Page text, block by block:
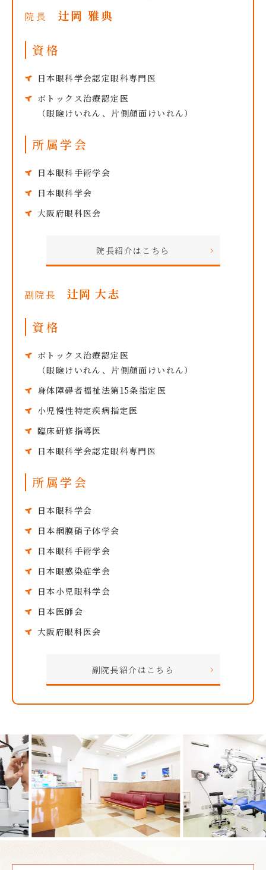
院長 辻岡 雅典
資格
日本眼科学会認定眼科専門医
ボトックス治療認定医
（眼瞼けいれん、片側顔面けいれん）
所属学会
日本眼科手術学会
日本眼科学会
大阪府眼科医会
院長紹介はこちら
副院長 辻岡 大志
資格
ボトックス治療認定医
（眼瞼けいれん、片側顔面けいれん）
身体障碍者福祉法第15条指定医
小児慢性特定疾病指定医
臨床研修指導医
日本眼科学会認定眼科専門医
所属学会
日本眼科学会
日本網膜硝子体学会
日本眼科手術学会
日本眼感染症学会
日本小児眼科学会
日本医師会
大阪府眼科医会
副院長紹介はこちら
Previous Next